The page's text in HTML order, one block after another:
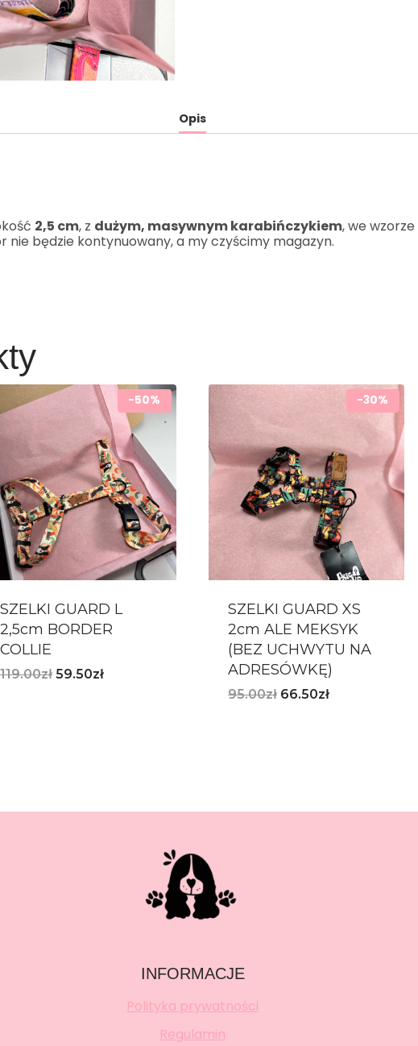
Opis
2,5 cm, z dużym, masywnym karabińczykiem, we wzorze
będzie kontynuowany, a my czyścimy magazyn.
-50%
SZELKI GUARD L
2,5cm BORDER
COLLIE
119.00zł 59.50zł
-30%
SZELKI GUARD XS
2cm ALE MEKSYK
(BEZ UCHWYTU NA
ADRESÓWKĘ)
95.00zł 66.50zł
INFORMACJE
Polityka prywatności
Regulamin